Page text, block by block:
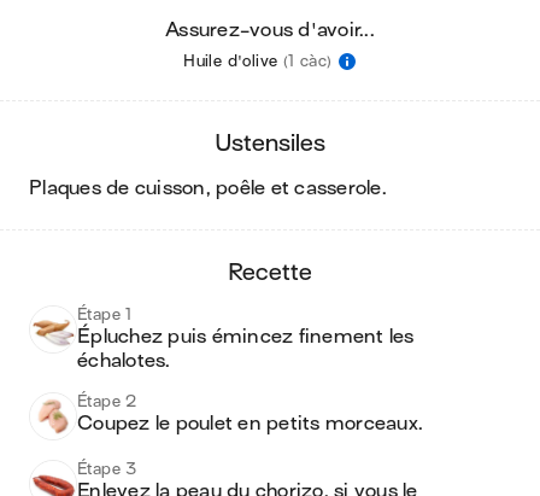
Assurez-vous d'avoir...
Huile d'olive (1 càc)
ustensiles
plaques de cuisson, poêle et casserole.
recette
Étape 1
Épluchez puis émincez finement les
échalotes.
Étape 2
Coupez le poulet en petits morceaux.
Étape 3
Enlevez la peau du chorizo, si vous le